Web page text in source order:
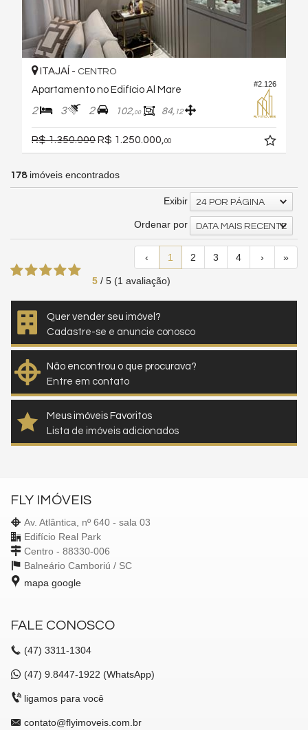
#2.126
ITAJAÍ - CENTRO
Apartamento no Edifício Al Mare
2 3 2 102,00 84, 12
R$ 1.350.000R$ 1.250.000, 00
178imóveis encontrados
Exibir 24 POR PÁGINA
Ordenar por DATA MAIS RECENTE
‹ 1 2 3 4 › »
5 / 5 (1 avaliação)
Quer vender seu imóvel?
Cadastre-se e anuncie conosco
Não encontrou o que procurava?
Entre em contato
Meus imóveis Favoritos
Lista de imóveis adicionados
FLY IMÓVEIS
Av. Atlântica, nº 640 - sala 03
Edifício Real Park
Centro - 88330-006
Balneário Camboriú / SC
mapa google
FALE CONOSCO
(47) 3311-1304
(47) 9.8447-1922 (WhatsApp)
ligamos para você
contato@flyimoveis.com.br